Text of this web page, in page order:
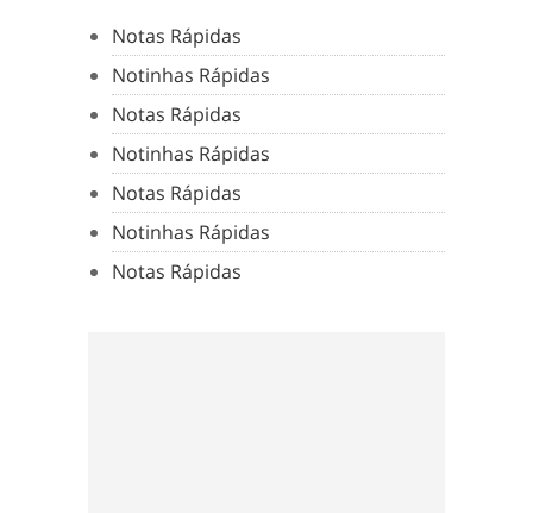
Notas Rápidas
Notinhas Rápidas
Notas Rápidas
Notinhas Rápidas
Notas Rápidas
Notinhas Rápidas
Notas Rápidas